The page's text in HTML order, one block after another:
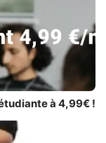
à 4,99€ !